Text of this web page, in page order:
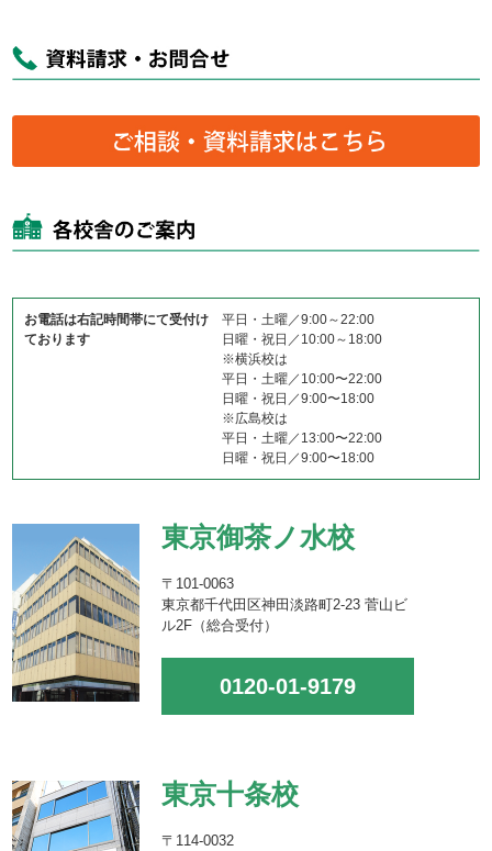
お電話は右記時間帯にて受付け
ております
平日・土曜／9:00～22:00
日曜・祝日／10:00～18:00
※横浜校は
平日・土曜／10:00〜22:00
日曜・祝日／9:00〜18:00
※広島校は
平日・土曜／13:00〜22:00
日曜・祝日／9:00〜18:00
東京御茶ノ水校
〒101-0063
東京都千代田区神田淡路町2-23 菅山ビ
ル2F（総合受付）
0120-01-9179
東京十条校
〒114-0032